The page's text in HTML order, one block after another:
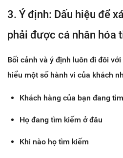
3. Ý định: Dấu hiệu để
phải được cá nhân hóa
Bối cảnh và ý định luôn đi đôi
hiểu một số hành vi của khách
Khách hàng của bạn đang
Họ đang tìm kiếm ở đâu
Khi nào họ tìm kiếm